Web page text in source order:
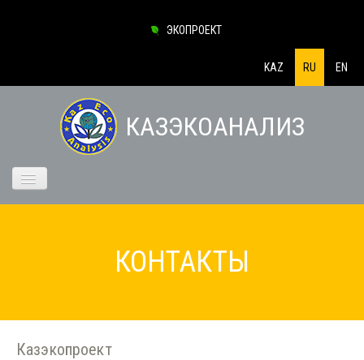
ЭКОПРОЕКТ
KAZ RU EN
КАЗЭКОАНАЛИЗ
КОНТАКТЫ
Казэкопроект